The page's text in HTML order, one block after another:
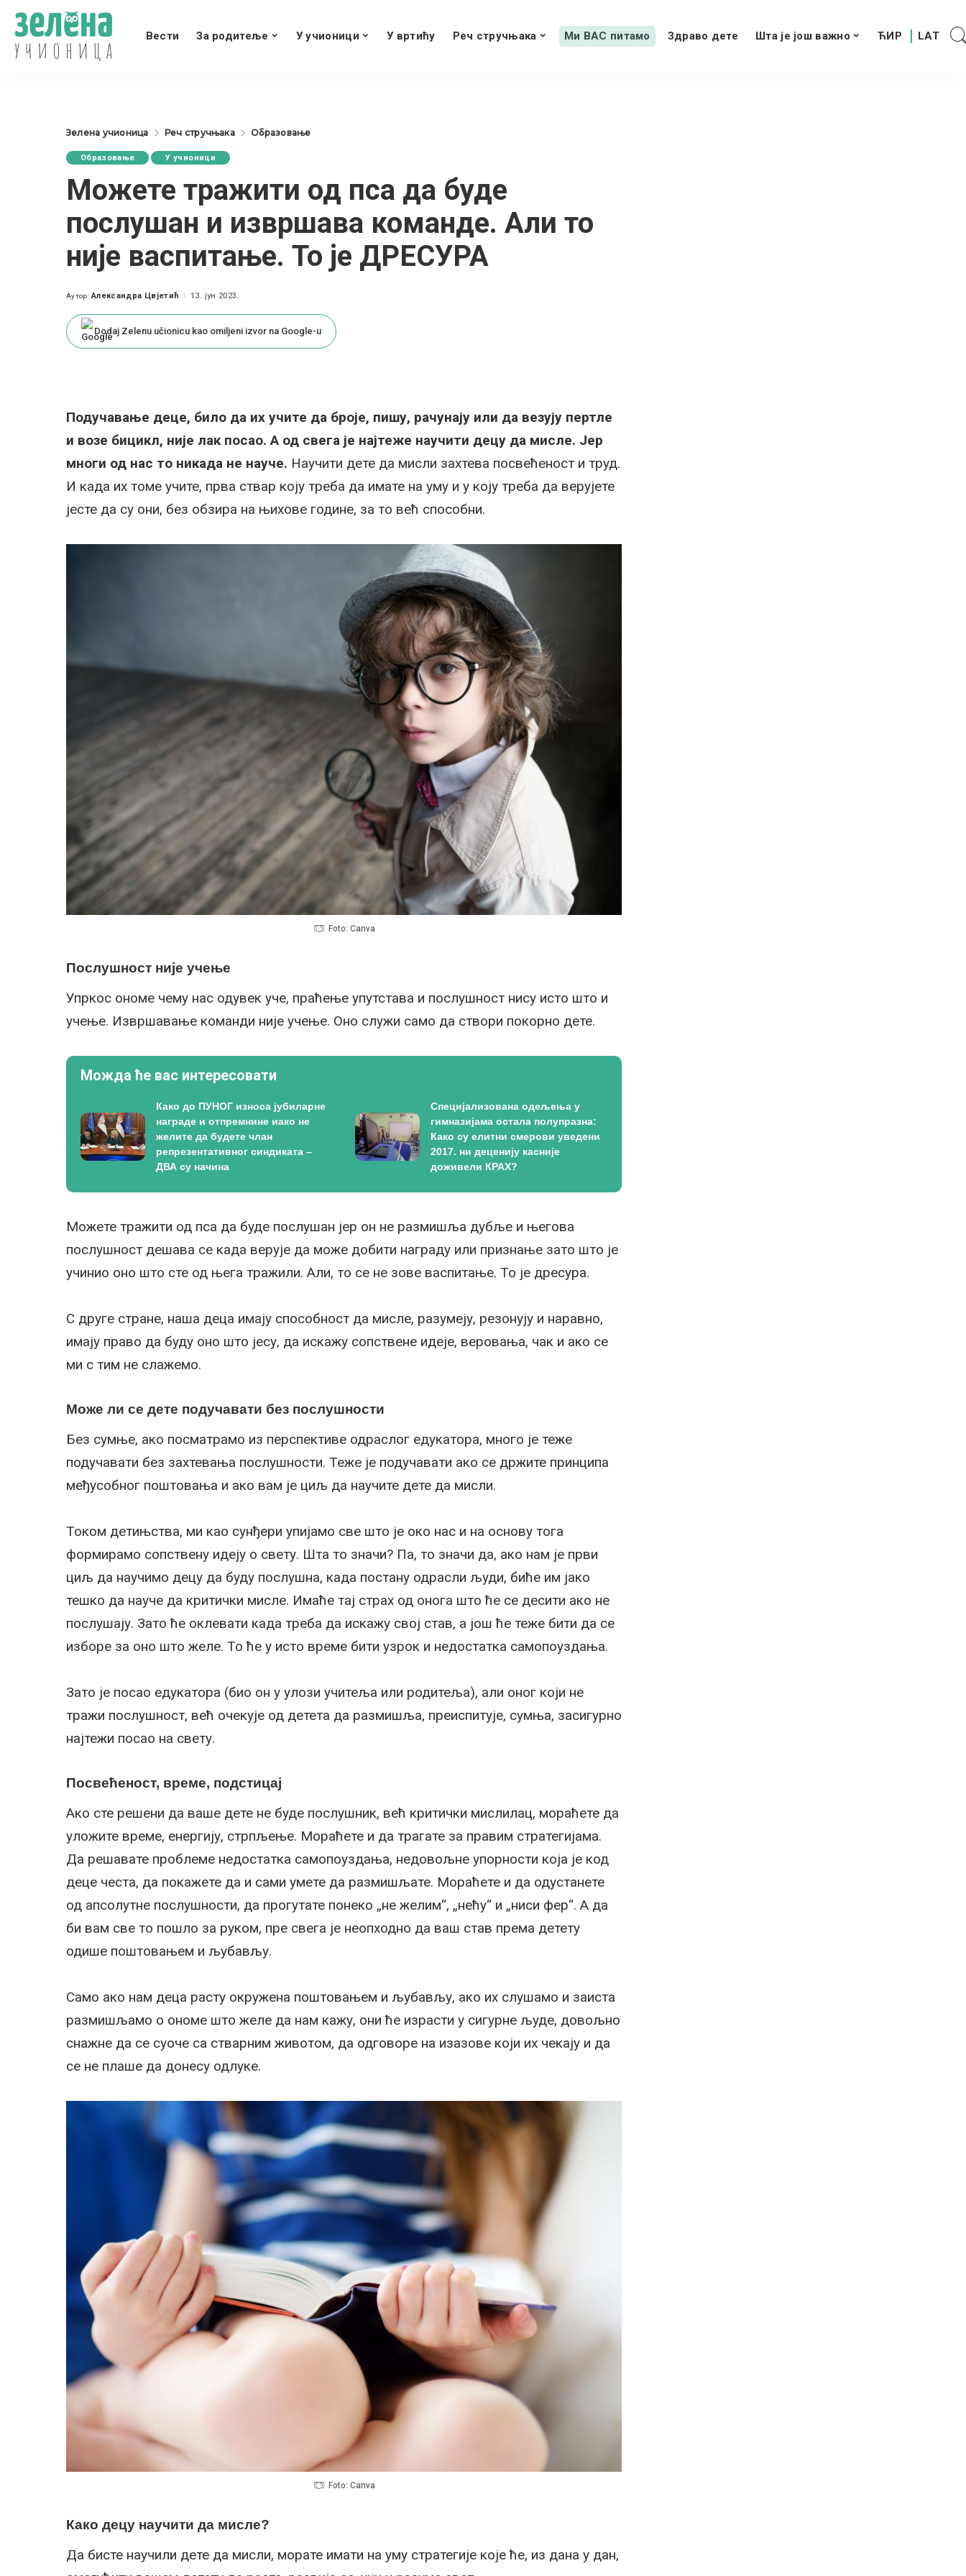
Вести За родитеље У учионици У вртићу Реч стручњака Ми ВАС питамо Здраво дете Шта је још важно
Зелена учионица Реч стручњака Образовање
Образовање У учионици
Можете тражити од пса да буде
послушан и извршава команде. Али то
није васпитање. То је ДРЕСУРА
Posted
Аутор: Александра Цвјетић 13. јун 2023.
Dodaj Zelenu učionicu kao omiljeni izvor na Google-u
Подучавање деце, било да их учите да броје, пишу, рачунају или да везују пертле
и возе бицикл, није лак посао. А од свега је најтеже научити децу да мисле. Јер
многи од нас то никада не науче. Научити дете да мисли захтева посвећеност и труд.
И када их томе учите, прва ствар коју треба да имате на уму и у коју треба да верујете
јесте да су они, без обзира на њихове године, за то већ способни.
Foto: Canva
Послушност није учење
Упркос ономе чему нас одувек уче, праћење упутстава и послушност нису исто што и
учење. Извршавање команди није учење. Оно служи само да створи покорно дете.
Можда ће вас интересовати
Како до ПУНОГ износа јубиларне
награде и отпремнине иако не
желите да будете члан
репрезентативног синдиката –
ДВА су начина
Специјализована одељења у
гимназијама остала полупразна:
Како су елитни смерови уведени
2017. ни деценију касније
доживели КРАХ?
Можете тражити од пса да буде послушан јер он не размишља дубље и његова
послушност дешава се када верује да може добити награду или признање зато што је
учинио оно што сте од њега тражили. Али, то се не зове васпитање. То је дресура.
С друге стране, наша деца имају способност да мисле, разумеју, резонују и наравно,
имају право да буду оно што јесу, да искажу сопствене идеје, веровања, чак и ако се
ми с тим не слажемо.
Може ли се дете подучавати без послушности
Без сумње, ако посматрамо из перспективе одраслог едукатора, много је теже
подучавати без захтевања послушности. Теже је подучавати ако се држите принципа
међусобног поштовања и ако вам је циљ да научите дете да мисли.
Током детињства, ми као сунђери упијамо све што је око нас и на основу тога
формирамо сопствену идеју о свету. Шта то значи? Па, то значи да, ако нам је први
циљ да научимо децу да буду послушна, када постану одрасли људи, биће им јако
тешко да науче да критички мисле. Имаће тај страх од онога што ће се десити ако не
послушају. Зато ће оклевати када треба да искажу свој став, а још ће теже бити да се
изборе за оно што желе. То ће у исто време бити узрок и недостатка самопоуздања.
Зато је посао едукатора (био он у улози учитеља или родитеља), али оног који не
тражи послушност, већ очекује од детета да размишља, преиспитује, сумња, засигурно
најтежи посао на свету.
Посвећеност, време, подстицај
Ако сте решени да ваше дете не буде послушник, већ критички мислилац, мораћете да
уложите време, енергију, стрпљење. Мораћете и да трагате за правим стратегијама.
Да решавате проблеме недостатка самопоуздања, недовољне упорности која је код
деце честа, да покажете да и сами умете да размишљате. Мораћете и да одустанете
од апсолутне послушности, да прогутате понеко „не желим“, „нећу“ и „ниси фер“. А да
би вам све то пошло за руком, пре свега је неопходно да ваш став према детету
одише поштовањем и љубављу.
Само ако нам деца расту окружена поштовањем и љубављу, ако их слушамо и заиста
размишљамо о ономе што желе да нам кажу, они ће израсти у сигурне људе, довољно
снажне да се суоче са стварним животом, да одговоре на изазове који их чекају и да
се не плаше да донесу одлуке.
Foto: Canva
Како децу научити да мисле?
Да бисте научили дете да мисли, морате имати на уму стратегије које ће, из дана у дан,